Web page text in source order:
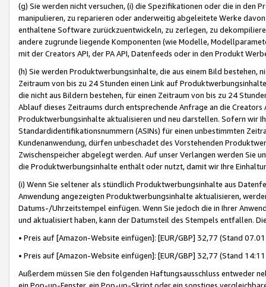
(g) Sie werden nicht versuchen, (i) die Spezifikationen oder die in
manipulieren, zu reparieren oder anderweitig abgeleitete Werke
enthaltene Software zurückzuentwickeln, zu zerlegen, zu
andere zugrunde liegende Komponenten (wie Modelle,
mit der Creators API, der PA API, Datenfeeds oder in den Produkt
(h) Sie werden Produktwerbungsinhalte, die aus einem Bild bestehen,
Zeitraum von bis zu 24 Stunden einen Link auf
die nicht aus Bildern bestehen, für einen Zeitraum von bis zu 24
Ablauf dieses Zeitraums durch entsprechende Anfrage an die
Produktwerbungsinhalte aktualisieren und neu darstellen. Sofern wir
Standardidentifikationsnummern (ASINs) für einen unbestimmten
Kundenanwendung, dürfen unbeschadet des Vorstehenden
Zwischenspeicher abgelegt werden. Auf unser Verlangen werden Sie
die Produktwerbungsinhalte enthält oder nutzt, damit wir Ihre
(i) Wenn Sie seltener als stündlich Produktwerbungsinhalte aus
Anwendung angezeigten Produktwerbungsinhalte aktualisieren,
Datums-/Uhrzeitstempel einfügen. Wenn Sie jedoch die in Ihrer
und aktualisiert haben, kann der Datumsteil des Stempels entfallen.
• Preis auf [Amazon-Website einfügen]: [EUR/GBP] 32,77 (Stand
• Preis auf [Amazon-Website einfügen]: [EUR/GBP] 32,77 (Stand
Außerdem müssen Sie den folgenden Haftungsausschluss entweder
ein Pop-up-Fenster, ein Pop-up-Skript oder ein sonstiges